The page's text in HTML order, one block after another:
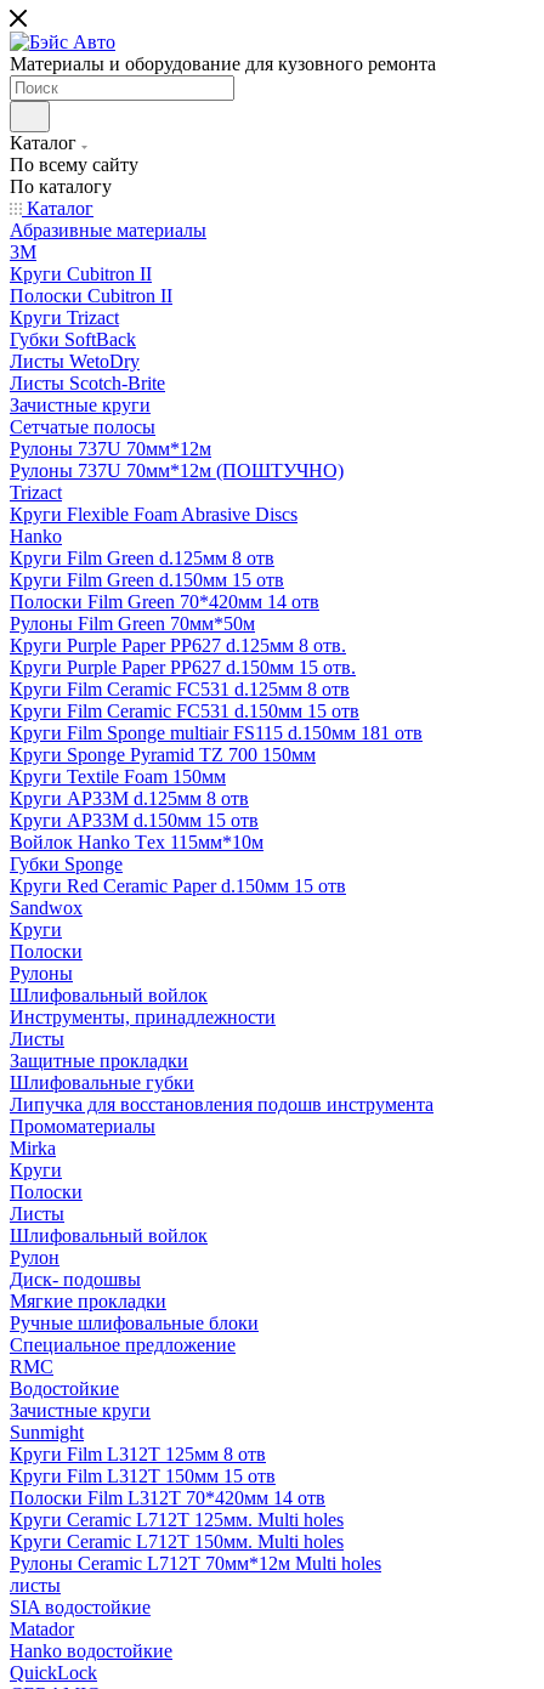
Материалы и оборудование для кузовного ремонта
Каталог
По всему сайту
По каталогу
Каталог
Абразивные материалы
3M
Круги Cubitron II
Полоски Cubitron II
Круги Trizact
Губки SoftBack
Листы WetoDry
Листы Scotch-Brite
Зачистные круги
Сетчатые полосы
Рулоны 737U 70мм*12м
Рулоны 737U 70мм*12м (ПОШТУЧНО)
Trizact
Круги Flexible Foam Abrasive Discs
Hanko
Круги Film Green d.125мм 8 отв
Круги Film Green d.150мм 15 отв
Полоски Film Green 70*420мм 14 отв
Рулоны Film Green 70мм*50м
Круги Purple Paper PP627 d.125мм 8 отв.
Круги Purple Paper PP627 d.150мм 15 отв.
Круги Film Ceramic FC531 d.125мм 8 отв
Круги Film Ceramic FC531 d.150мм 15 отв
Круги Film Sponge multiair FS115 d.150мм 181 отв
Круги Sponge Pyramid TZ 700 150мм
Круги Textile Foam 150мм
Круги AP33M d.125мм 8 отв
Круги AP33M d.150мм 15 отв
Войлок Hanko Tех 115мм*10м
Губки Sponge
Круги Red Ceramic Paper d.150мм 15 отв
Sandwox
Круги
Полоски
Рулоны
Шлифовальный войлок
Инструменты, принадлежности
Листы
Защитные прокладки
Шлифовальные губки
Липучка для восстановления подошв инструмента
Промоматериалы
Mirka
Круги
Полоски
Листы
Шлифовальный войлок
Рулон
Диск- подошвы
Мягкие прокладки
Ручные шлифовальные блоки
Специальное предложение
RMC
Водостойкие
Зачистные круги
Sunmight
Круги Film L312T 125мм 8 отв
Круги Film L312T 150мм 15 отв
Полоски Film L312T 70*420мм 14 отв
Круги Ceramic L712T 125мм. Multi holes
Круги Ceramic L712T 150мм. Multi holes
Рулоны Ceramic L712T 70мм*12м Multi holes
листы
SIA водостойкие
Matador
Hanko водостойкие
QuickLock